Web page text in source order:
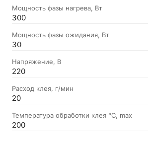
Мощность фазы нагрева, Вт
300
Мощность фазы ожидания, Вт
30
Напряжение, В
220
Расход клея, г/мин
20
Температура обработки клея °C, max
200